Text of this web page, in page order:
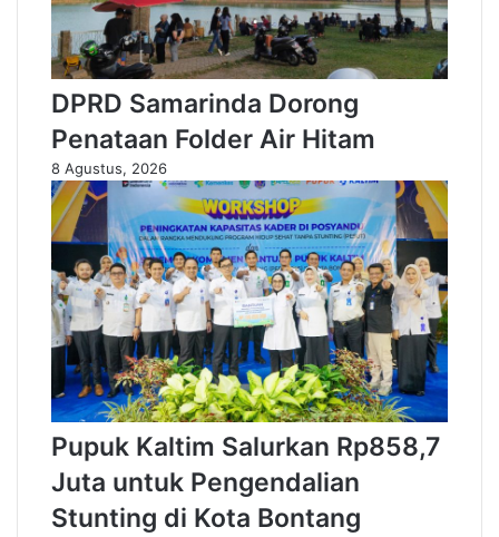
DPRD Samarinda Dorong
Penataan Folder Air Hitam
8 Agustus, 2026
Pupuk Kaltim Salurkan Rp858,7
Juta untuk Pengendalian
Stunting di Kota Bontang